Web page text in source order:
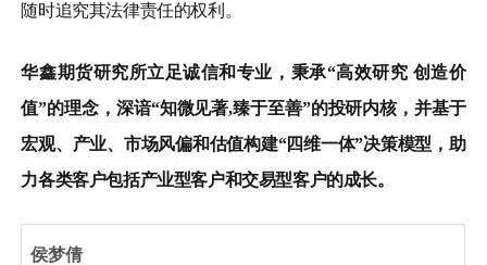
随时追究其法律责任的权利。
华鑫期货研究所立足诚信和专业，秉承“高效研究 创造价
值”的理念，深谙“知微见著,臻于至善”的投研内核，并基于
宏观、产业、市场风偏和估值构建“四维一体”决策模型，助
力各类客户包括产业型客户和交易型客户的成长。
侯梦倩